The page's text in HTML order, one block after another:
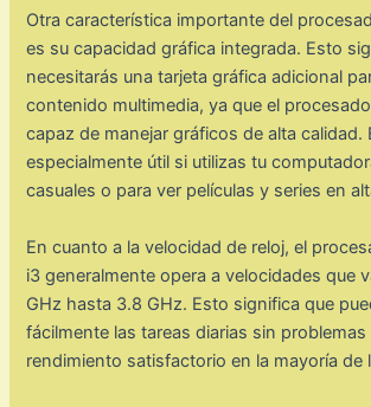
Otra característica importante del
es su capacidad gráfica integrada. Esto
necesitarás una tarjeta gráfica adicional
contenido multimedia, ya que el
capaz de manejar gráficos de alta calidad.
especialmente útil si utilizas tu
casuales o para ver películas y series en
En cuanto a la velocidad de reloj, el
i3 generalmente opera a velocidades que
GHz hasta 3.8 GHz. Esto significa que
fácilmente las tareas diarias sin
rendimiento satisfactorio en la mayoría de